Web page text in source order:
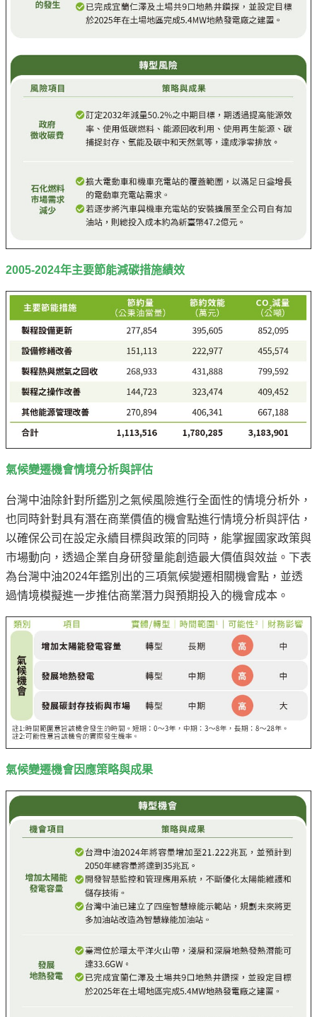
2005-2024年主要節能減碳措施績效
氣候變遷機會情境分析與評估
台灣中油除針對所鑑別之氣候風險進行全面性的情境分析外，
也同時針對具有潛在商業價值的機會點進行情境分析與評估，
以確保公司在設定永續目標與政策的同時，能掌握國家政策與
市場動向，透過企業自身研發量能創造最大價值與效益。下表
為台灣中油2024年鑑別出的三項氣候變遷相關機會點，並透
過情境模擬進一步推估商業潛力與預期投入的機會成本。
氣候變遷機會因應策略與成果